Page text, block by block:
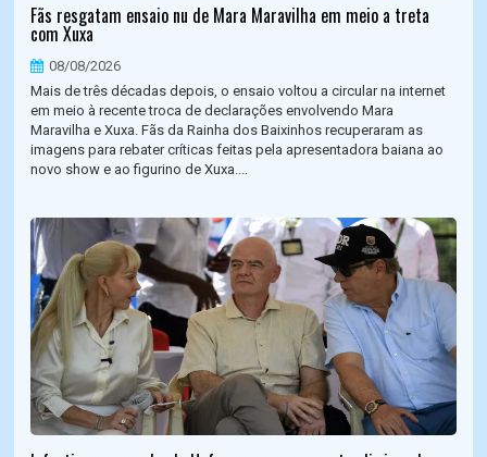
Fãs resgatam ensaio nu de Mara Maravilha em meio a treta
com Xuxa
08/08/2026
Mais de três décadas depois, o ensaio voltou a circular na internet
em meio à recente troca de declarações envolvendo Mara
Maravilha e Xuxa. Fãs da Rainha dos Baixinhos recuperaram as
imagens para rebater críticas feitas pela apresentadora baiana ao
novo show e ao figurino de Xuxa....